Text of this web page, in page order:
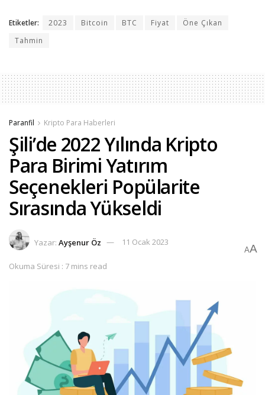
Etiketler: 2023 Bitcoin BTC Fiyat
Öne Çıkan
Tahmin
Paranfil Kripto Para Haberleri
Şili’de 2022 Yılında Kripto
Para Birimi Yatırım
Seçenekleri Popülarite
Sırasında Yükseldi
Yazar: Ayşenur Öz 11 Ocak 2023
Okuma Süresi : 7 mins read
AA